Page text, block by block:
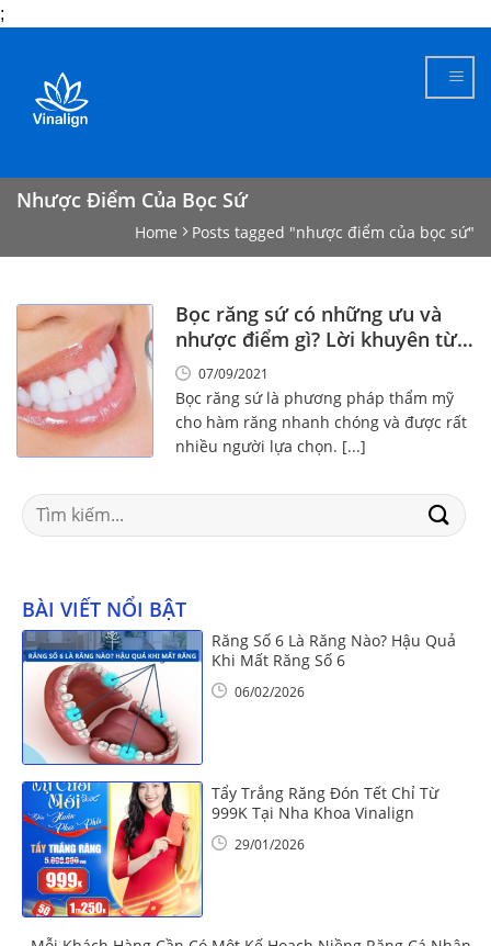
;
content
Nhược Điểm Của Bọc Sứ
Home Posts tagged "nhược điểm của bọc sứ"
Bọc răng sứ có những ưu và
nhược điểm gì? Lời khuyên từ
chuyên gia
07/09/2021
Bọc răng sứ là phương pháp thẩm mỹ
cho hàm răng nhanh chóng và được rất
nhiều người lựa chọn. [...]
Search
for:
BÀI VIẾT NỔI BẬT
Răng Số 6 Là Răng Nào? Hậu Quả
Khi Mất Răng Số 6
06/02/2026
Tẩy Trắng Răng Đón Tết Chỉ Từ
999K Tại Nha Khoa Vinalign
29/01/2026